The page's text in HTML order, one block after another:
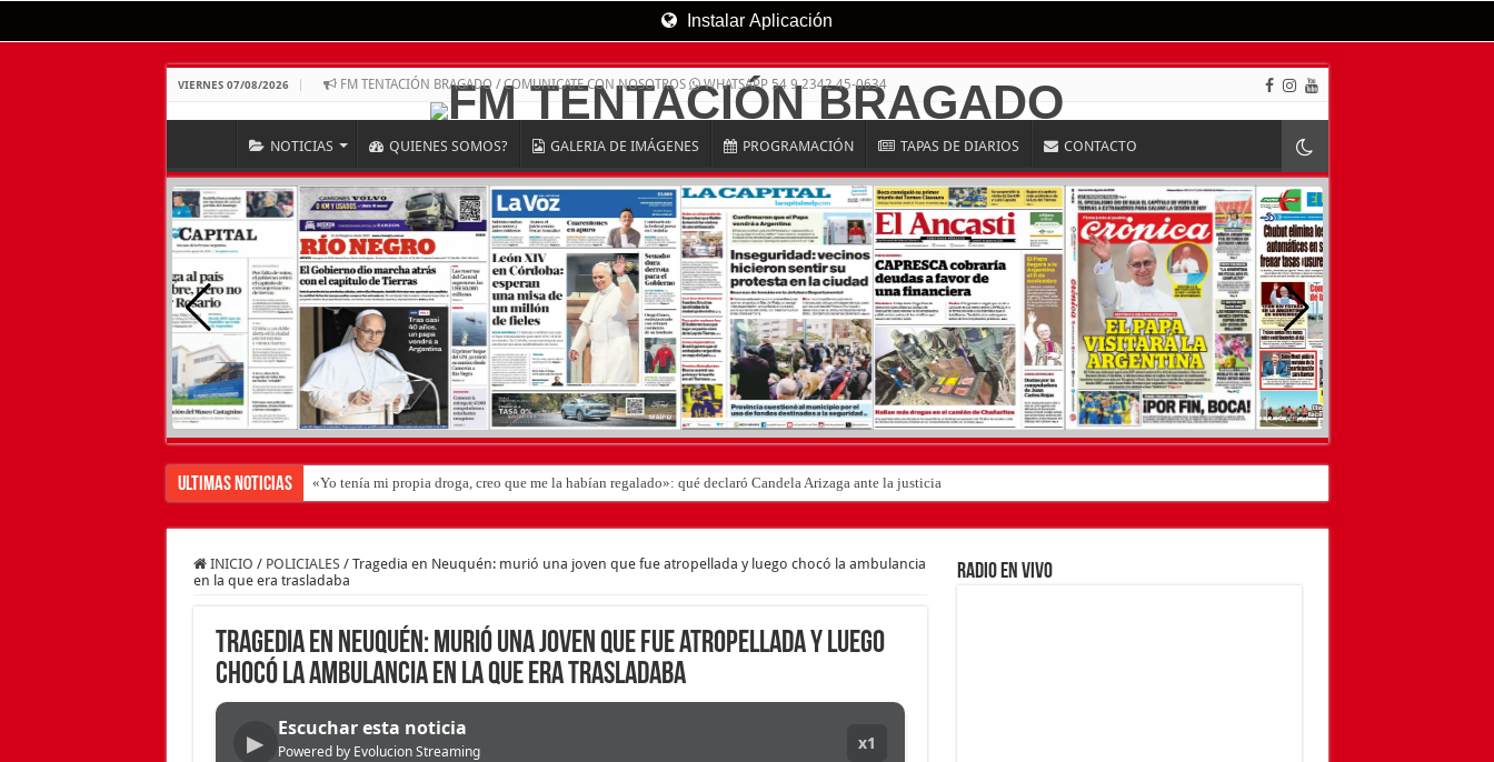
Instalar Aplicación
VIERNES 07/08/2026 FM TENTACIÓN BRAGADO / COMUNICATE CON NOSOTROS WHATSAPP 54 9 2342 45-0634
NOTICIAS QUIENES SOMOS? GALERIA DE IMÁGENES PROGRAMACIÓN TAPAS DE DIARIOS CONTACTO
Ultimas Noticias «Yo tenía mi propia droga, creo que me la habían regalado»: qué declaró Candela Arizaga ante la justicia
INICIO / POLICIALES / Tragedia en Neuquén: murió una joven que fue atropellada y luego chocó la ambulancia
en la que era trasladaba
Tragedia en Neuquén: murió una joven que fue atropellada y luego
chocó la ambulancia en la que era trasladaba
▶
Escuchar esta noticia
Powered by Evolucion Streaming x1
RADIO EN VIVO